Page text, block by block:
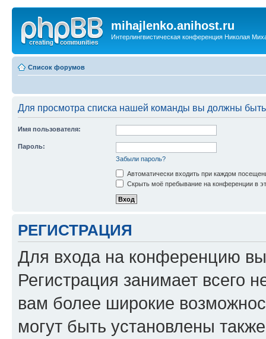
mihajlenko.anihost.ru
Интерлингвистическая конференция Николая
Список форумов
Для просмотра списка нашей команды вы должны
Имя пользователя:
Пароль:
Забыли пароль?
Автоматически входить при каждом
Скрыть моё пребывание на конференции в
РЕГИСТРАЦИЯ
Для входа на конференцию
Регистрация занимает всего
вам более широкие
могут быть установлены